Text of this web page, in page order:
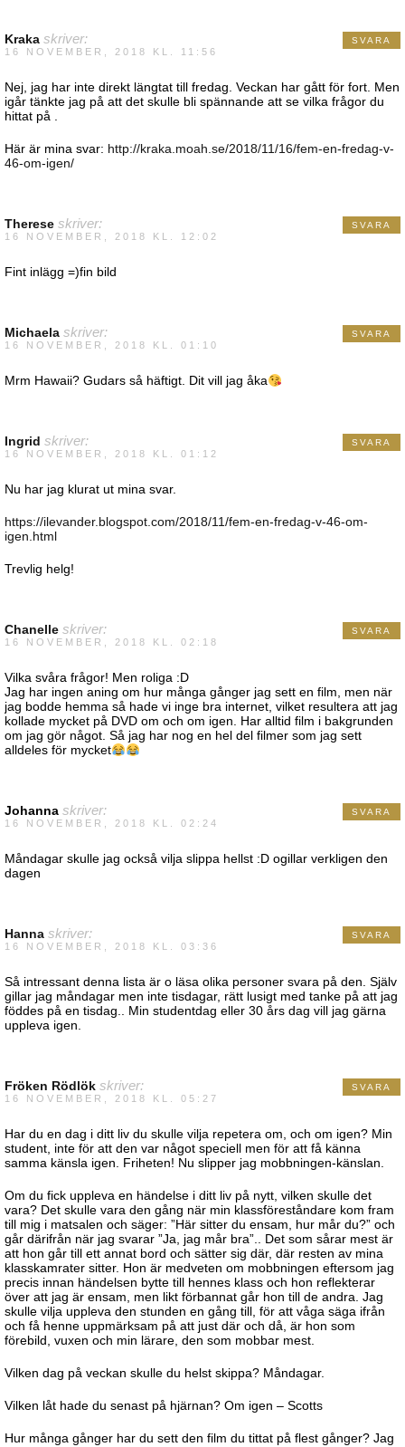
Kraka skriver:
16 NOVEMBER, 2018 KL. 11:56
Nej, jag har inte direkt längtat till fredag. Veckan har gått för fort. Men
igår tänkte jag på att det skulle bli spännande att se vilka frågor du
hittat på .
Här är mina svar: http://kraka.moah.se/2018/11/16/fem-en-fredag-v-
46-om-igen/
SVARA
Therese skriver:
16 NOVEMBER, 2018 KL. 12:02
Fint inlägg =)fin bild
SVARA
Michaela skriver:
16 NOVEMBER, 2018 KL. 01:10
Mrm Hawaii? Gudars så häftigt. Dit vill jag åka
SVARA
Ingrid skriver:
16 NOVEMBER, 2018 KL. 01:12
Nu har jag klurat ut mina svar.
https://ilevander.blogspot.com/2018/11/fem-en-fredag-v-46-om-
igen.html
Trevlig helg!
SVARA
Chanelle skriver:
16 NOVEMBER, 2018 KL. 02:18
Vilka svåra frågor! Men roliga :D
Jag har ingen aning om hur många gånger jag sett en film, men när
jag bodde hemma så hade vi inge bra internet, vilket resultera att jag
kollade mycket på DVD om och om igen. Har alltid film i bakgrunden
om jag gör något. Så jag har nog en hel del filmer som jag sett
alldeles för mycket
SVARA
Johanna skriver:
16 NOVEMBER, 2018 KL. 02:24
Måndagar skulle jag också vilja slippa hellst :D ogillar verkligen den
dagen
SVARA
Hanna skriver:
16 NOVEMBER, 2018 KL. 03:36
Så intressant denna lista är o läsa olika personer svara på den. Själv
gillar jag måndagar men inte tisdagar, rätt lusigt med tanke på att jag
föddes på en tisdag.. Min studentdag eller 30 års dag vill jag gärna
uppleva igen.
SVARA
Fröken Rödlök skriver:
16 NOVEMBER, 2018 KL. 05:27
Har du en dag i ditt liv du skulle vilja repetera om, och om igen? Min
student, inte för att den var något speciell men för att få känna
samma känsla igen. Friheten! Nu slipper jag mobbningen-känslan.
Om du fick uppleva en händelse i ditt liv på nytt, vilken skulle det
vara? Det skulle vara den gång när min klassföreståndare kom fram
till mig i matsalen och säger: ”Här sitter du ensam, hur mår du?” och
går därifrån när jag svarar ”Ja, jag mår bra”.. Det som sårar mest är
att hon går till ett annat bord och sätter sig där, där resten av mina
klasskamrater sitter. Hon är medveten om mobbningen eftersom jag
precis innan händelsen bytte till hennes klass och hon reflekterar
över att jag är ensam, men likt förbannat går hon till de andra. Jag
skulle vilja uppleva den stunden en gång till, för att våga säga ifrån
och få henne uppmärksam på att just där och då, är hon som
förebild, vuxen och min lärare, den som mobbar mest.
Vilken dag på veckan skulle du helst skippa? Måndagar.
Vilken låt hade du senast på hjärnan? Om igen – Scotts
Hur många gånger har du sett den film du tittat på flest gånger? Jag
SVARA